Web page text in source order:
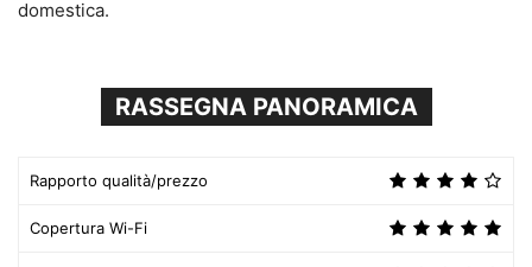
domestica.
RASSEGNA PANORAMICA
Rapporto qualità/prezzo
Copertura Wi-Fi